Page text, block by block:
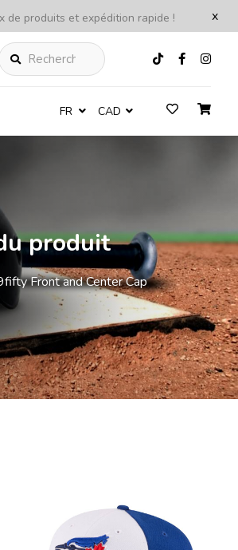
x
de produits et expédition rapide !
Rechercher
FR CAD
produit
Front and Center Cap